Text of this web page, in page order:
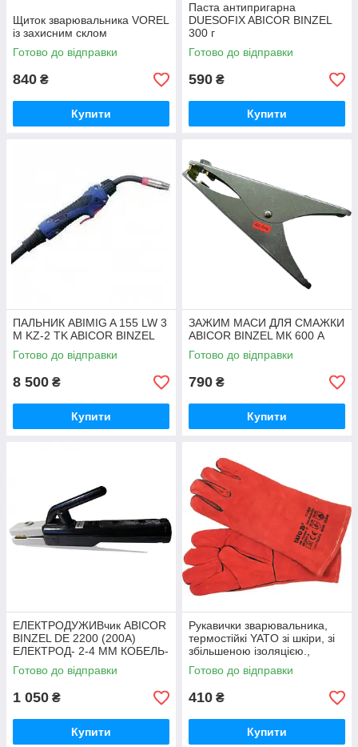
Щиток зварювальника VOREL
із захисним склом
Готово до відправки
840 ₴
Купити
Паста антипригарна
DUESOFIX ABICOR BINZEL
300 г
Готово до відправки
590 ₴
Купити
ПАЛЬНИК ABIMIG A 155 LW 3
М KZ-2 TK ABICOR BINZEL
Готово до відправки
8 500 ₴
Купити
ЗАЖИМ МАСИ ДЛЯ СМАЖКИ
ABICOR BINZEL МК 600 А
Готово до відправки
790 ₴
Купити
ЕЛЕКТРОДУЖИВчик ABICOR
BINZEL DE 2200 (200A)
ЕЛЕКТРОД- 2-4 ММ КОБЕЛЬ-
25/35 КВ. ММ
Готово до відправки
1 050 ₴
Купити
Рукавички зварювальника,
термостійкі YATO зі шкіри, зі
збільшеною ізоляцією.,
розмір 10
Готово до відправки
410 ₴
Купити